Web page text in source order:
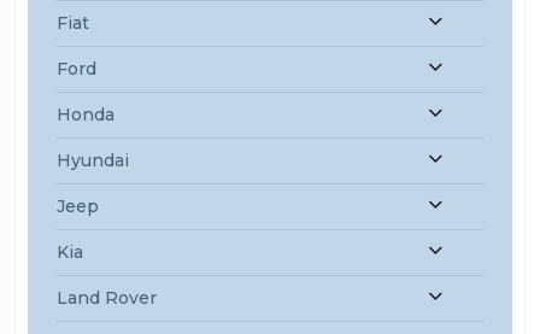
Fiat
Ford
Honda
Hyundai
Jeep
Kia
Land Rover